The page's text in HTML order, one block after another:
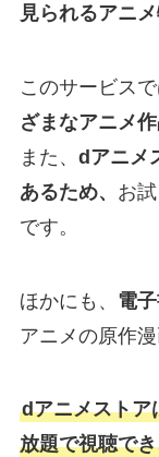
見られるアニ
このサービスで
ざまなアニメ
また、 dアニメ
あるため、 お
です。
ほかにも、 電
アニメの原作
dアニメストア
放題で視聴で